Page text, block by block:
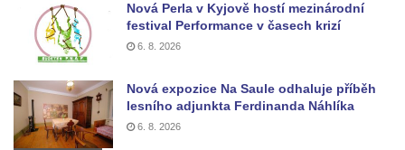
Křížová cesta Římov – I. kaple – Loučení
Ježíše s Pannou Marií
Kaple v Horním Třeboníně
Kaple Panny Marie v Horním Třeboníně
Nová Perla v Kyjově hostí mezinárodní
festival Performance v časech krizí
6. 8. 2026
Nová expozice Na Saule odhaluje příběh
lesního adjunkta Ferdinanda Náhlíka
6. 8. 2026